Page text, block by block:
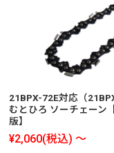
21BPX-72E対応（
むとひろ ソーチェーン
版】
¥2,060(税込) ～